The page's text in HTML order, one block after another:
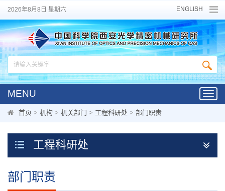
2026年8月8日 星期六 ENGLISH
MENU
首页 > 机构 > 机关部门 > 工程科研处 > 部门职责
工程科研处
部门职责